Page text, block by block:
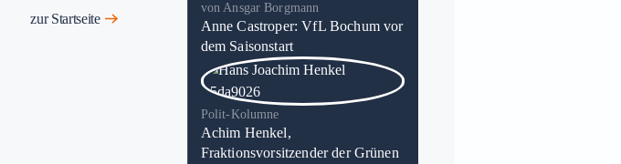
zur Startseite
von Ansgar Borgmann
Anne Castroper: VfL Bochum vor
dem Saisonstart
Polit-Kolumne
Achim Henkel,
Fraktionsvorsitzender der Grünen